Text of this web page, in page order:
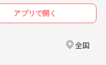
アプリで開く
全国